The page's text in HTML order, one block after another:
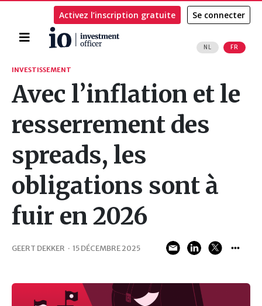
Accueil
NL FR
Activez l’inscription gratuite Se connecter
Rechercher
INVESTISSEMENT
Avec l’inflation et le
resserrement des
spreads, les
obligations sont à
fuir en 2026
GEERT DEKKER · 15 DÉCEMBRE 2025